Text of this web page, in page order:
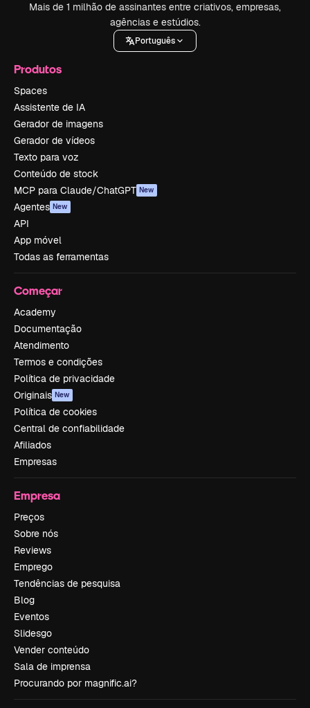
Mais de 1 milhão de assinantes entre criativos, empresas,
agências e estúdios.
Português
Produtos
Spaces
Assistente de IA
Gerador de imagens
Gerador de vídeos
Texto para voz
Conteúdo de stock
MCP para Claude/ChatGPT New
Agentes New
API
App móvel
Todas as ferramentas
Começar
Academy
Documentação
Atendimento
Termos e condições
Política de privacidade
Originais New
Política de cookies
Central de confiabilidade
Afiliados
Empresas
Empresa
Preços
Sobre nós
Reviews
Emprego
Tendências de pesquisa
Blog
Eventos
Slidesgo
Vender conteúdo
Sala de imprensa
Procurando por magnific.ai?